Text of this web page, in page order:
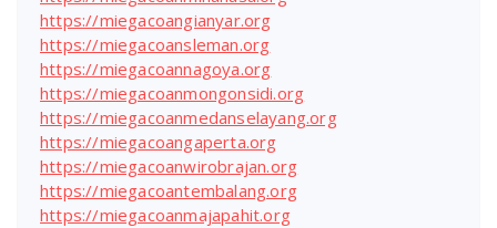
https://miegacoangianyar.org
https://miegacoansleman.org
https://miegacoannagoya.org
https://miegacoanmongonsidi.org
https://miegacoanmedanselayang.org
https://miegacoangaperta.org
https://miegacoanwirobrajan.org
https://miegacoantembalang.org
https://miegacoanmajapahit.org